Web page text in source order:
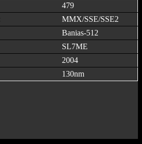
479
MMX/SSE/SSE2
Banias-512
SL7ME
2004
130nm